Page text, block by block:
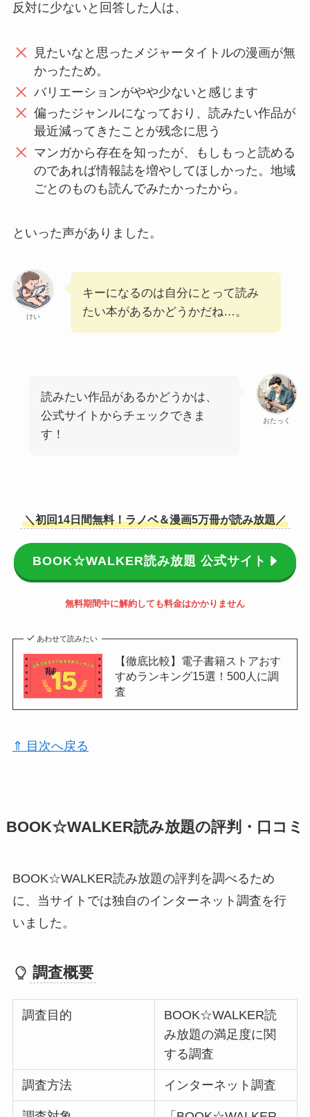
反対に少ないと回答した人は、
見たいなと思ったメジャータイトルの漫画が無
かったため。
バリエーションがやや少ないと感じます
偏ったジャンルになっており、読みたい作品が
最近減ってきたことが残念に思う
マンガから存在を知ったが、もしもっと読める
のであれば情報誌を増やしてほしかった。地域
ごとのものも読んでみたかったから。
といった声がありました。
けい
キーになるのは自分にとって読み
たい本があるかどうかだね…。
おたっく
読みたい作品があるかどうかは、
公式サイトからチェックできま
す！
＼初回14日間無料！ラノベ＆漫画5万冊が読み放題／
BOOK☆WALKER読み放題 公式サイト
無料期間中に解約しても料金はかかりません
あわせて読みたい
【徹底比較】電子書籍ストアおす
すめランキング15選！500人に調
査
⇑ 目次へ戻る
BOOK☆WALKER読み放題の評判・口コミ
BOOK☆WALKER読み放題の評判を調べるため
に、当サイトでは独自のインターネット調査を行
いました。
調査概要
調査目的
BOOK☆WALKER読
み放題の満足度に関
する調査
調査方法 インターネット調査